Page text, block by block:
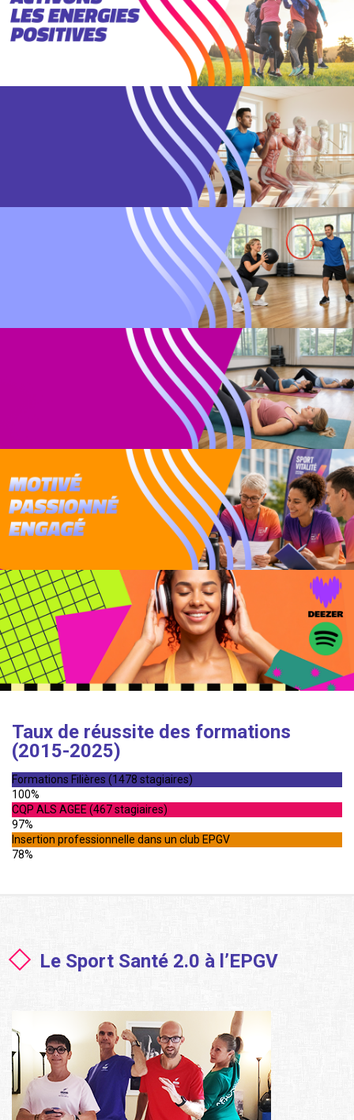
Taux de réussite des formations
(2015-2025)
Formations Filières (1478 stagiaires)
100%
CQP ALS AGEE (467 stagiaires)
97%
Insertion professionnelle dans un club EPGV
78%
Le Sport Santé 2.0 à l’EPGV